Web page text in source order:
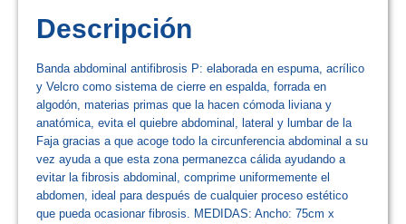
Descripción
Banda abdominal antifibrosis P: elaborada en espuma, acrílico
y Velcro como sistema de cierre en espalda, forrada en
algodón, materias primas que la hacen cómoda liviana y
anatómica, evita el quiebre abdominal, lateral y lumbar de la
Faja gracias a que acoge todo la circunferencia abdominal a su
vez ayuda a que esta zona permanezca cálida ayudando a
evitar la fibrosis abdominal, comprime uniformemente el
abdomen, ideal para después de cualquier proceso estético
que pueda ocasionar fibrosis. MEDIDAS: Ancho: 75cm x